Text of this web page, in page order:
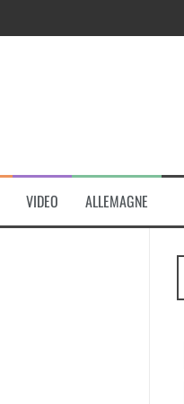
VIDEO ALLEMAGNE